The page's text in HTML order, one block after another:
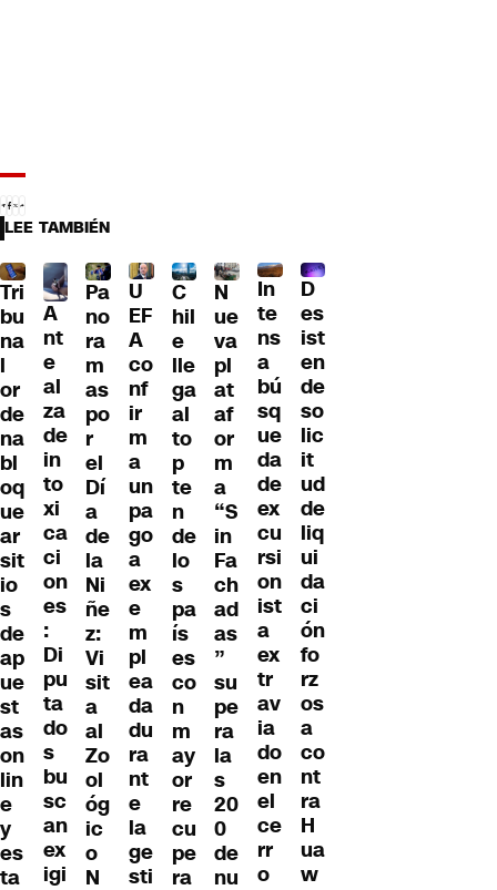
LEE TAMBIÉN
Tri
bu
na
l
or
de
na
bl
oq
ue
ar
sit
io
s
de
ap
ue
st
as
on
lin
e
y
es
ta
A
nt
e
al
za
de
in
to
xi
ca
ci
on
es
:
Di
pu
ta
do
s
bu
sc
an
ex
igi
Pa
no
ra
m
as
po
r
el
Dí
a
de
la
Ni
ñe
z:
Vi
sit
a
al
Zo
ol
óg
ic
o
N
U
EF
A
co
nf
ir
m
a
un
pa
go
a
ex
e
m
pl
ea
da
du
ra
nt
e
la
ge
sti
C
hil
e
lle
ga
al
to
p
te
n
de
lo
s
pa
ís
es
co
n
m
ay
or
re
cu
pe
ra
N
ue
va
pl
at
af
or
m
a
“S
in
Fa
ch
ad
as
”
su
pe
ra
la
s
20
0
de
nu
In
te
ns
a
bú
sq
ue
da
de
ex
cu
rsi
on
ist
a
ex
tr
av
ia
do
en
el
ce
rr
o
D
es
ist
en
de
so
lic
it
ud
de
liq
ui
da
ci
ón
fo
rz
os
a
co
nt
ra
H
ua
w